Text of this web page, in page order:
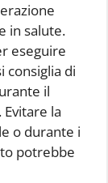
in salute.
eseguire
consiglia di
il
la
o durante i
potrebbe